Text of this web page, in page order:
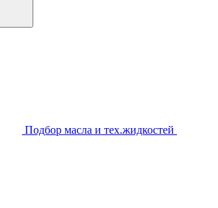
Подбор масла и тех.жидкостей